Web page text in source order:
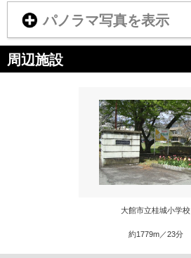
パノラマ写真を表示
周辺施設
大館市立桂城小学校
約1779m／23分